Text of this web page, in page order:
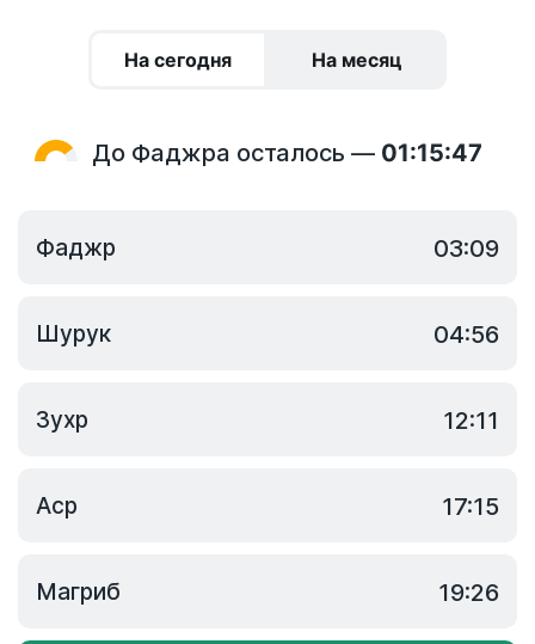
На сегодня На месяц
До Фаджра осталось — 01:15:47
Фаджр 03:09
Шурук 04:56
Зухр 12:11
Аср 17:15
Магриб 19:26